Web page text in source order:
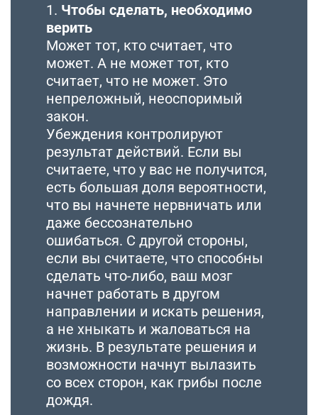
1. Чтобы сделать, необходимо
верить
Может тот, кто считает, что
может. А не может тот, кто
считает, что не может. Это
непреложный, неоспоримый
закон.
Убеждения контролируют
результат действий. Если вы
считаете, что у вас не получится,
есть большая доля вероятности,
что вы начнете нервничать или
даже бессознательно
ошибаться. С другой стороны,
если вы считаете, что способны
сделать что-либо, ваш мозг
начнет работать в другом
направлении и искать решения,
а не хныкать и жаловаться на
жизнь. В результате решения и
возможности начнут вылазить
со всех сторон, как грибы после
дождя.